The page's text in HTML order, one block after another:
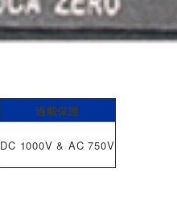
過載保護
DC 1000V & AC 750V